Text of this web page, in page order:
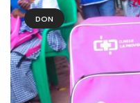
DON